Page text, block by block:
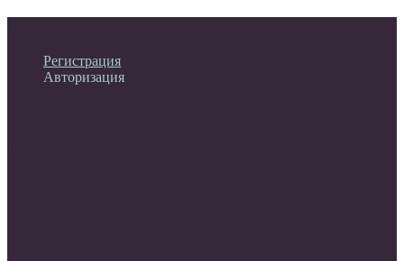
Регистрация
Авторизация